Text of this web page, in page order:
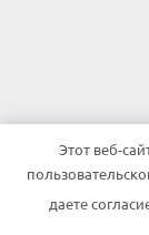
Этот веб-
даете